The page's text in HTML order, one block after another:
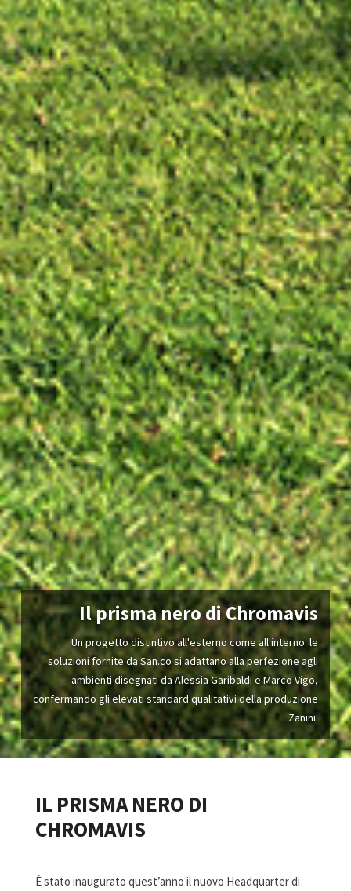
Il prisma nero di Chromavis
Un progetto distintivo all'esterno come all'interno: le
soluzioni fornite da San.co si adattano alla perfezione agli
ambienti disegnati da Alessia Garibaldi e Marco Vigo,
confermando gli elevati standard qualitativi della produzione
Zanini.
IL PRISMA NERO DI
CHROMAVIS
È stato inaugurato quest’anno il nuovo Headquarter di